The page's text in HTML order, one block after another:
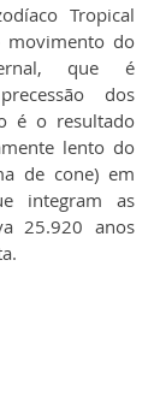
Tropical
movimento do
que é
dos
é o resultado
lento do
de cone) em
integram as
25.920 anos